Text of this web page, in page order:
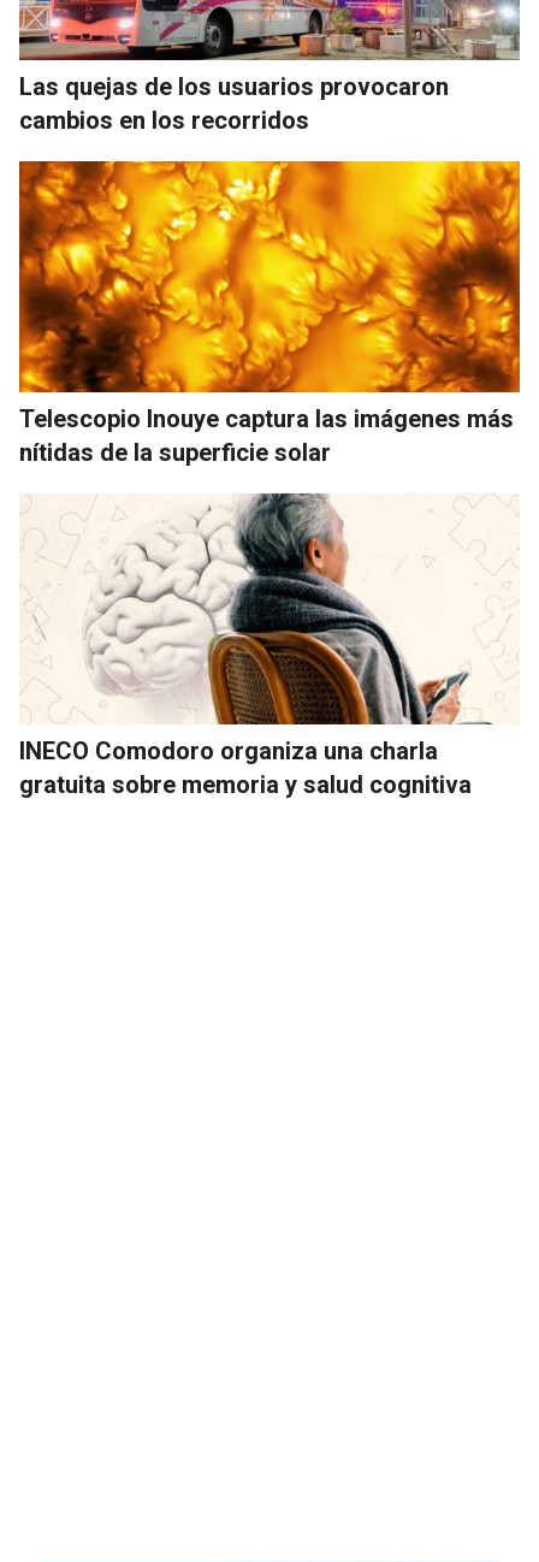
Las quejas de los usuarios provocaron
cambios en los recorridos
Telescopio Inouye captura las imágenes más
nítidas de la superficie solar
INECO Comodoro organiza una charla
gratuita sobre memoria y salud cognitiva